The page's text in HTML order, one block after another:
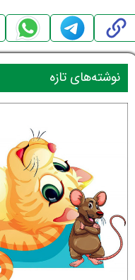
نوشته‌های تازه